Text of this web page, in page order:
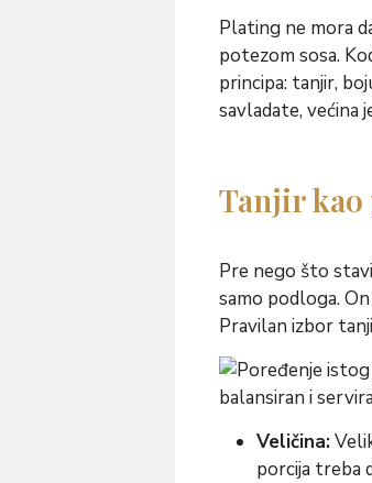
Plating ne mora
potezom sosa.
principa: tanjir,
savladate, većina
Tanjir kao
Pre nego što
samo podloga.
Pravilan izbor
Veličina:
porcija treba